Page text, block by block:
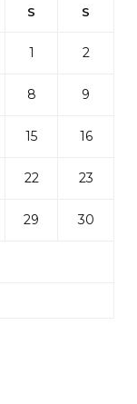
S S
1 2
8 9
15 16
22 23
29 30